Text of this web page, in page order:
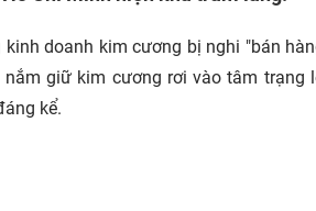
doanh kim cương bị nghi "bán
giữ kim cương rơi vào tâm trạng
kể.